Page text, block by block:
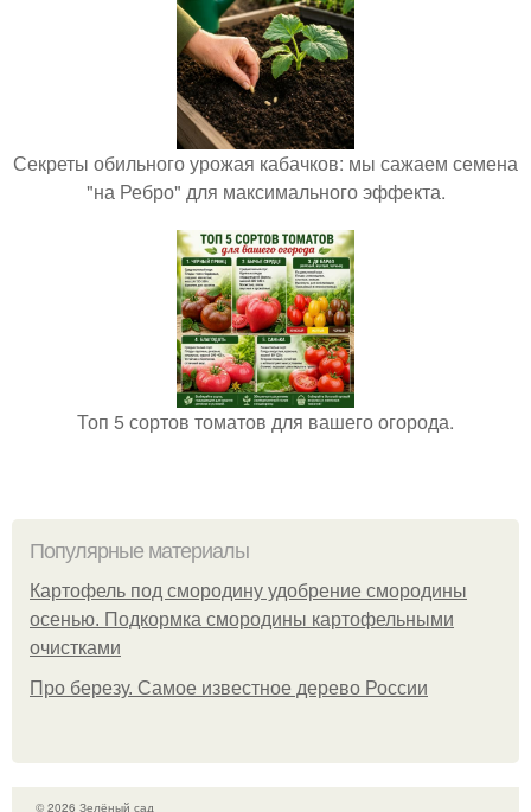
Секреты обильного урожая кабачков: мы сажаем семена
"на Ребро" для максимального эффекта.
Топ 5 сортов томатов для вашего огорода.
Популярные материалы
Картофель под смородину удобрение смородины
осенью. Подкормка смородины картофельными
очистками
Про березу. Самое известное дерево России
© 2026 Зелёный сад